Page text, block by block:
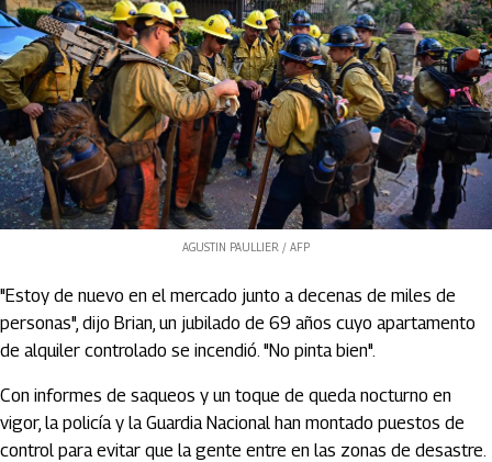
AGUSTIN PAULLIER / AFP
"Estoy de nuevo en el mercado junto a decenas de miles de
personas", dijo Brian, un jubilado de 69 años cuyo apartamento
de alquiler controlado se incendió. "No pinta bien".
Con informes de saqueos y un toque de queda nocturno en
vigor, la policía y la Guardia Nacional han montado puestos de
control para evitar que la gente entre en las zonas de desastre.